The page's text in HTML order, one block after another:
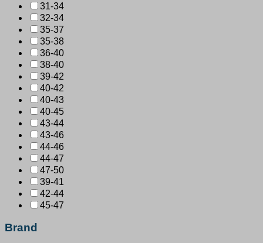
31-34
32-34
35-37
35-38
36-40
38-40
39-42
40-42
40-43
40-45
43-44
43-46
44-46
44-47
47-50
39-41
42-44
45-47
Brand